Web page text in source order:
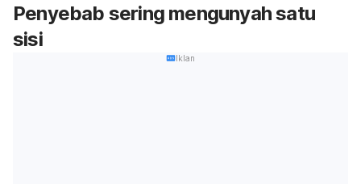
Penyebab sering mengunyah satu
sisi
Iklan